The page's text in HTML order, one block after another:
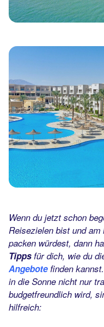
Wenn du jetzt schon
Reisezielen bist und
packen würdest, dann
Tippsfür dich, wie du
Angebote finden
in die Sonne nicht nur
budgetfreundlich wird,
hilfreich: